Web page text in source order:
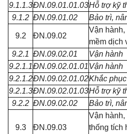
9.1.1.3ĐN.09.01.01.03Hỗ trợ kỹ
9.1.2 ĐN.09.01.02 Bảo trì,
9.2 ĐN.09.02
Vận hành,
mềm dịch
9.2.1 ĐN.09.02.01
Vận hành
9.2.1.1ĐN.09.02.01.01Vận hành
9.2.1.2ĐN.09.02.01.02Khắc
9.2.1.3ĐN.09.02.01.03Hỗ trợ kỹ
9.2.2 ĐN.09.02.02 Bảo trì,
9.3 ĐN.09.03
Vận hành,
thống tích